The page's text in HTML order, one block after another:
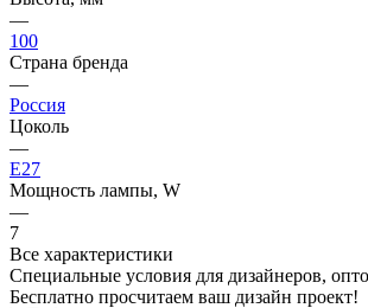
—
100
Страна бренда
—
Россия
Цоколь
—
E27
Мощность лампы, W
—
7
Все характеристики
Специальные условия для дизайнеров,
Бесплатно просчитаем ваш дизайн проект!